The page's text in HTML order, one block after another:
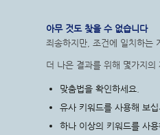
아무 것도 찾을 수 없습니다
죄송하지만, 조건에 일치하는
더 나은 결과를 위해 몇가지의
맞춤법을 확인하세요.
유사 키워드를 사용해 보
하나 이상의 키워드를 사용